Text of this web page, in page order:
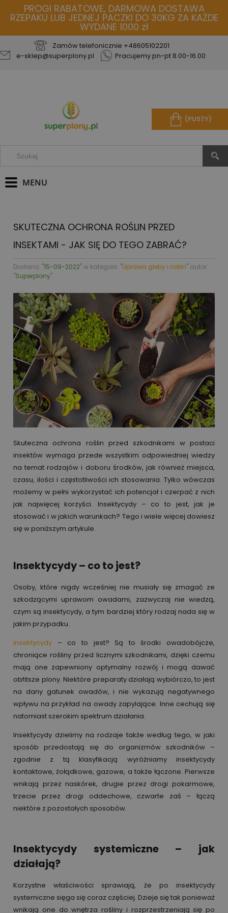
PROGI RABATOWE, DARMOWA DOSTAWA
RZEPAKU LUB JEDNEJ PACZKI DO 30KG ZA KAŻDE
WYDANE 1000 zł
Zamów telefonicznie +48605102201
e-sklep@superplony.pl
Pracujemy pn-pt 8.00-16.00
(PUSTY)
SKUTECZNA OCHRONA ROŚLIN PRZED
INSEKTAMI - JAK SIĘ DO TEGO ZABRAĆ?
Dodano: ''15-09-2022'' w kategorii: ''Uprawa gleby i roślin'' autor:
''Superplony''
Skuteczna ochrona roślin przed szkodnikami w postaci
insektów wymaga przede wszystkim odpowiedniej wiedzy
na temat rodzajów i doboru środków, jak również miejsca,
czasu, ilości i częstotliwości ich stosowania. Tylko wówczas
możemy w pełni wykorzystać ich potencjał i czerpać z nich
jak najwięcej korzyści. Insektycydy – co to jest, jak je
stosować i w jakich warunkach? Tego i wiele więcej dowiesz
się w poniższym artykule.
Insektycydy – co to jest?
Osoby, które nigdy wcześniej nie musiały się zmagać ze
szkodzącymi uprawom owadami, zazwyczaj nie wiedzą,
czym są insektycydy, a tym bardziej który rodzaj nada się w
jakim przypadku.
Insektycydy – co to jest? Są to środki owadobójcze,
chroniące rośliny przed licznymi szkodnikami, dzięki czemu
mają one zapewniony optymalny rozwój i mogą dawać
obfitsze plony. Niektóre preparaty działają wybiórczo, to jest
na dany gatunek owadów, i nie wykazują negatywnego
wpływu na przykład na owady zapylające. Inne cechują się
natomiast szerokim spektrum działania.
Insektycydy dzielimy na rodzaje także według tego, w jaki
sposób przedostają się do organizmów szkodników –
zgodnie z tą klasyfikacją wyróżniamy insektycydy
kontaktowe, żołądkowe, gazowe, a także łączone. Pierwsze
wnikają przez naskórek, drugie przez drogi pokarmowe,
trzecie przez drogi oddechowe, czwarte zaś – łączą
niektóre z pozostałych sposobów.
Insektycydy systemiczne – jak
działają?
Korzystne właściwości sprawiają, że po insektycydy
systemiczne sięga się coraz częściej. Dzieje się tak ponieważ
wnikają one do wnętrza rośliny i rozprzestrzeniają się po